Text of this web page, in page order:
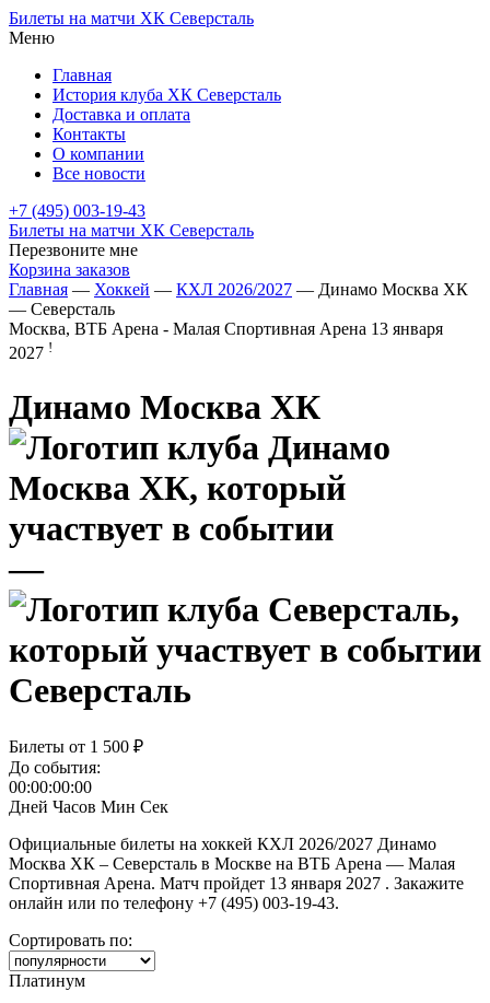
Билеты на матчи ХК Северсталь
Меню
Главная
История клуба ХК Северсталь
Доставка и оплата
Контакты
О компании
Все новости
+7 (495) 003-19-43
Билеты на матчи ХК Северсталь
Перезвоните мне
Корзина заказов
Главная — Хоккей — КХЛ 2026/2027 — Динамо Москва ХК
— Северсталь
Москва, ВТБ Арена - Малая Спортивная Арена 13 января
2027 !
Динамо Москва ХК
—
Северсталь
Билеты от 1 500 ₽
До события:
00:00:00:00
Дней Часов Мин Сек
Официальные билеты на хоккей КХЛ 2026/2027 Динамо
Москва ХК – Северсталь в Москве на ВТБ Арена — Малая
Спортивная Арена. Матч пройдет 13 января 2027 . Закажите
онлайн или по телефону +7 (495) 003-19-43.
Сортировать по:
Платинум